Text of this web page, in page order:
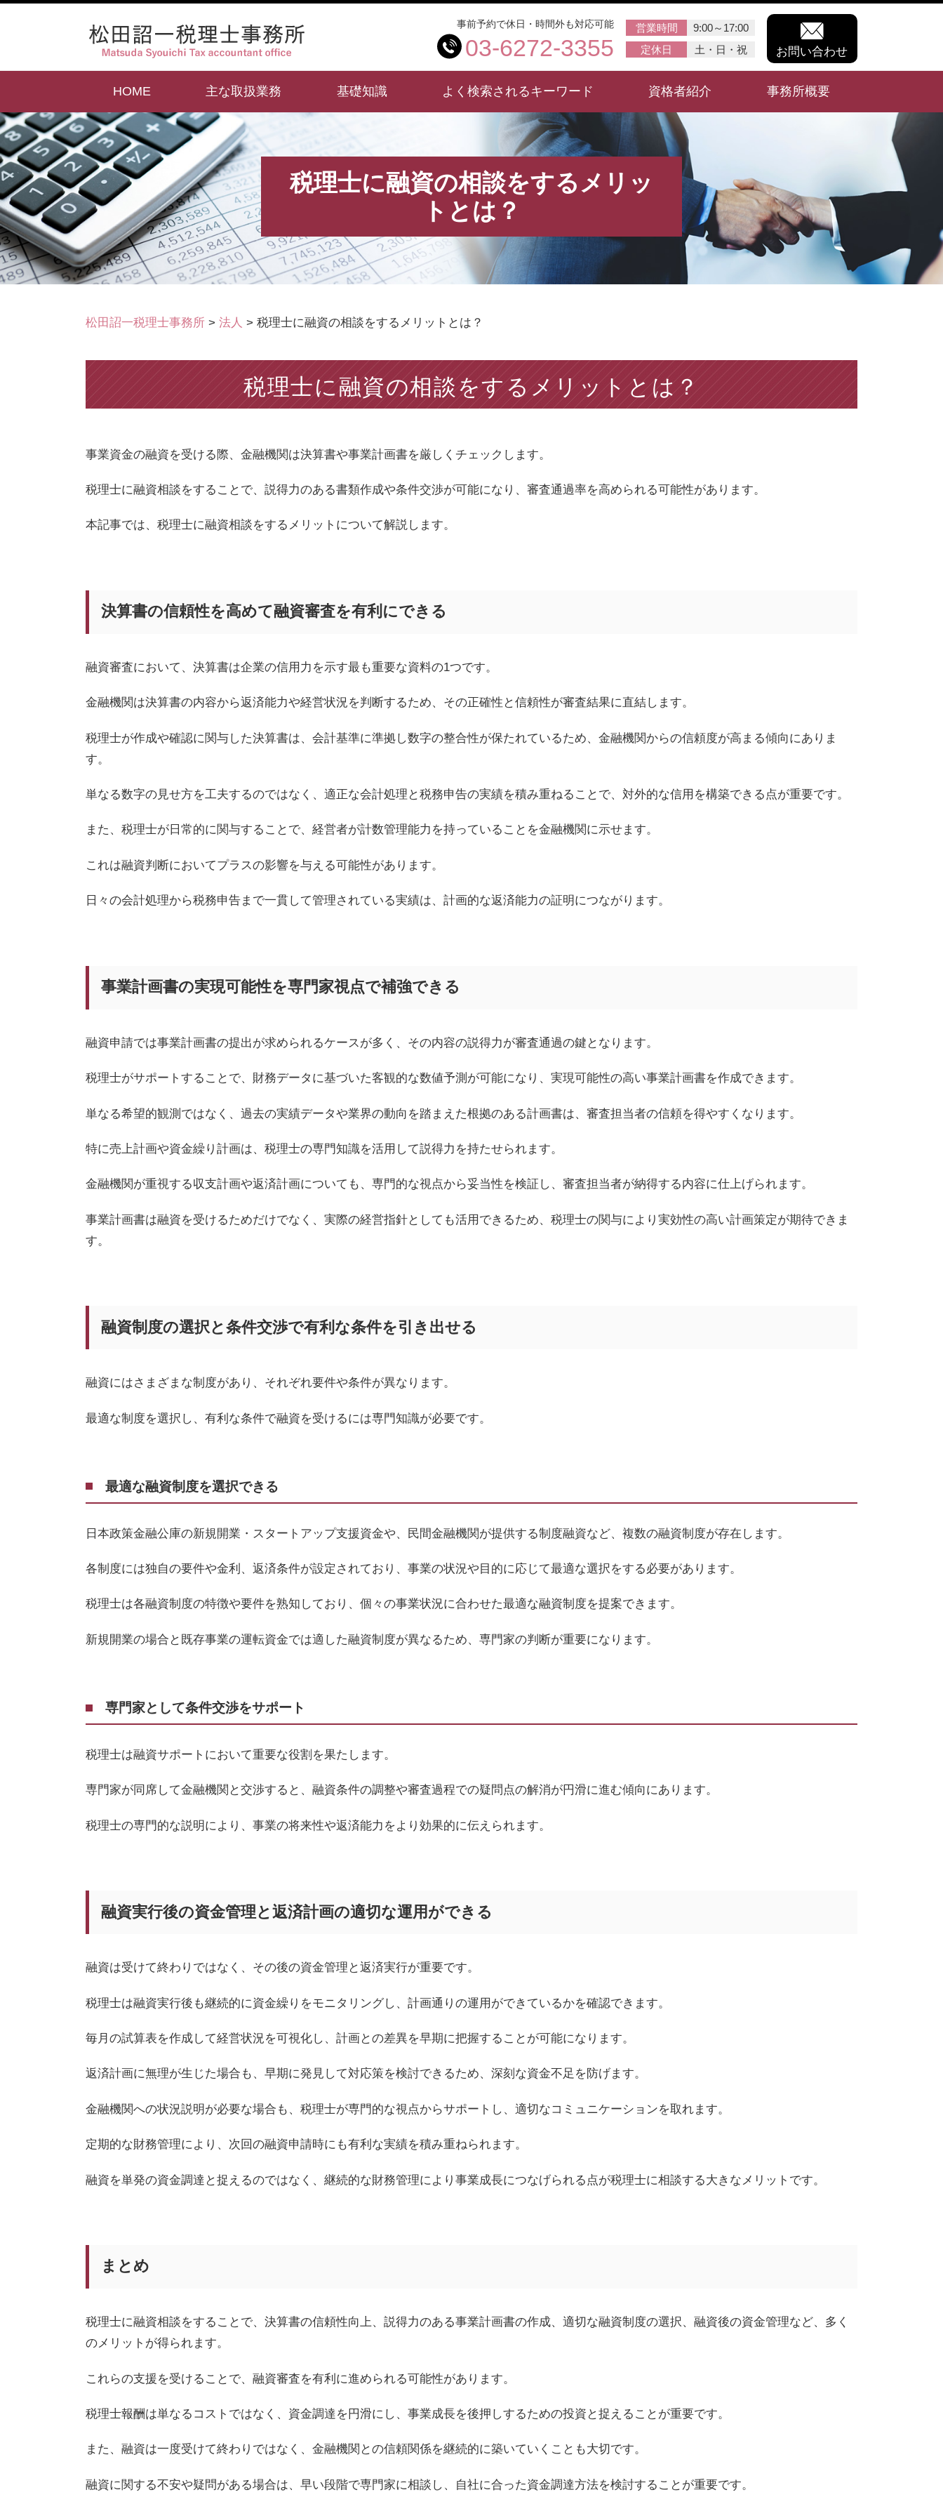
税理士に融資の相談をするメリッ
トとは？
事前予約で休日・時間外も対応可能
03-6272-3355
営業時間
9:00～17:00
定休日
土・日・祝 お問い合わせ
HOME 主な取扱業務 基礎知識 よく検索されるキーワード 資格者紹介 事務所概要
松田詔一税理士事務所 > 法人 > 税理士に融資の相談をするメリットとは？
税理士に融資の相談をするメリットとは？
事業資金の融資を受ける際、金融機関は決算書や事業計画書を厳しくチェックします。
税理士に融資相談をすることで、説得力のある書類作成や条件交渉が可能になり、審査通過率を高められる可能性があります。
本記事では、税理士に融資相談をするメリットについて解説します。
決算書の信頼性を高めて融資審査を有利にできる
融資審査において、決算書は企業の信用力を示す最も重要な資料の1つです。
金融機関は決算書の内容から返済能力や経営状況を判断するため、その正確性と信頼性が審査結果に直結します。
税理士が作成や確認に関与した決算書は、会計基準に準拠し数字の整合性が保たれているため、金融機関からの信頼度が高まる傾向にありま
す。
単なる数字の見せ方を工夫するのではなく、適正な会計処理と税務申告の実績を積み重ねることで、対外的な信用を構築できる点が重要です。
また、税理士が日常的に関与することで、経営者が計数管理能力を持っていることを金融機関に示せます。
これは融資判断においてプラスの影響を与える可能性があります。
日々の会計処理から税務申告まで一貫して管理されている実績は、計画的な返済能力の証明につながります。
事業計画書の実現可能性を専門家視点で補強できる
融資申請では事業計画書の提出が求められるケースが多く、その内容の説得力が審査通過の鍵となります。
税理士がサポートすることで、財務データに基づいた客観的な数値予測が可能になり、実現可能性の高い事業計画書を作成できます。
単なる希望的観測ではなく、過去の実績データや業界の動向を踏まえた根拠のある計画書は、審査担当者の信頼を得やすくなります。
特に売上計画や資金繰り計画は、税理士の専門知識を活用して説得力を持たせられます。
金融機関が重視する収支計画や返済計画についても、専門的な視点から妥当性を検証し、審査担当者が納得する内容に仕上げられます。
事業計画書は融資を受けるためだけでなく、実際の経営指針としても活用できるため、税理士の関与により実効性の高い計画策定が期待できま
す。
融資制度の選択と条件交渉で有利な条件を引き出せる
融資にはさまざまな制度があり、それぞれ要件や条件が異なります。
最適な制度を選択し、有利な条件で融資を受けるには専門知識が必要です。
最適な融資制度を選択できる
日本政策金融公庫の新規開業・スタートアップ支援資金や、民間金融機関が提供する制度融資など、複数の融資制度が存在します。
各制度には独自の要件や金利、返済条件が設定されており、事業の状況や目的に応じて最適な選択をする必要があります。
税理士は各融資制度の特徴や要件を熟知しており、個々の事業状況に合わせた最適な融資制度を提案できます。
新規開業の場合と既存事業の運転資金では適した融資制度が異なるため、専門家の判断が重要になります。
専門家として条件交渉をサポート
税理士は融資サポートにおいて重要な役割を果たします。
専門家が同席して金融機関と交渉すると、融資条件の調整や審査過程での疑問点の解消が円滑に進む傾向にあります。
税理士の専門的な説明により、事業の将来性や返済能力をより効果的に伝えられます。
融資実行後の資金管理と返済計画の適切な運用ができる
融資は受けて終わりではなく、その後の資金管理と返済実行が重要です。
税理士は融資実行後も継続的に資金繰りをモニタリングし、計画通りの運用ができているかを確認できます。
毎月の試算表を作成して経営状況を可視化し、計画との差異を早期に把握することが可能になります。
返済計画に無理が生じた場合も、早期に発見して対応策を検討できるため、深刻な資金不足を防げます。
金融機関への状況説明が必要な場合も、税理士が専門的な視点からサポートし、適切なコミュニケーションを取れます。
定期的な財務管理により、次回の融資申請時にも有利な実績を積み重ねられます。
融資を単発の資金調達と捉えるのではなく、継続的な財務管理により事業成長につなげられる点が税理士に相談する大きなメリットです。
まとめ
税理士に融資相談をすることで、決算書の信頼性向上、説得力のある事業計画書の作成、適切な融資制度の選択、融資後の資金管理など、多く
のメリットが得られます。
これらの支援を受けることで、融資審査を有利に進められる可能性があります。
税理士報酬は単なるコストではなく、資金調達を円滑にし、事業成長を後押しするための投資と捉えることが重要です。
また、融資は一度受けて終わりではなく、金融機関との信頼関係を継続的に築いていくことも大切です。
融資に関する不安や疑問がある場合は、早い段階で専門家に相談し、自社に合った資金調達方法を検討することが重要です。